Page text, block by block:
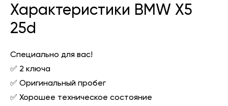
Характеристики BMW X5
25d
Специально для вас!
✅ 2 ключа
✅ Оригинальный пробег
✅ Хорошее техническое состояние